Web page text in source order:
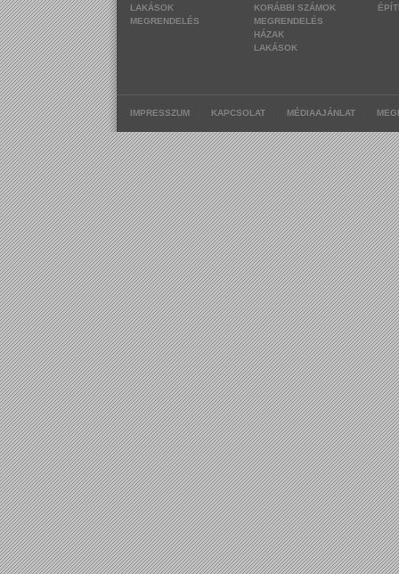
LAKÁSOK
MEGRENDELÉS
KORÁBBI SZÁMOK
MEGRENDELÉS
HÁZAK
LAKÁSOK
IMPRESSZUM KAPCSOLAT MÉDIAAJÁNLAT